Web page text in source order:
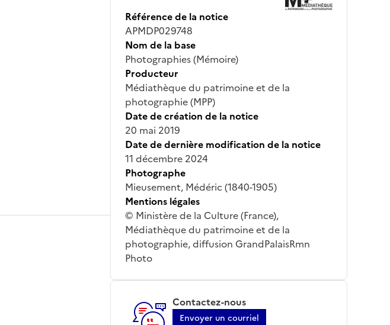
Référence de la notice
APMDP029748
Nom de la base
Photographies (Mémoire)
Producteur
Médiathèque du patrimoine et de la
photographie (MPP)
Date de création de la notice
20 mai 2019
Date de dernière modification de la notice
11 décembre 2024
Photographe
Mieusement, Médéric (1840-1905)
Mentions légales
© Ministère de la Culture (France),
Médiathèque du patrimoine et de la
photographie, diffusion GrandPalaisRmn
Photo
Contactez-nous
Envoyer un courriel